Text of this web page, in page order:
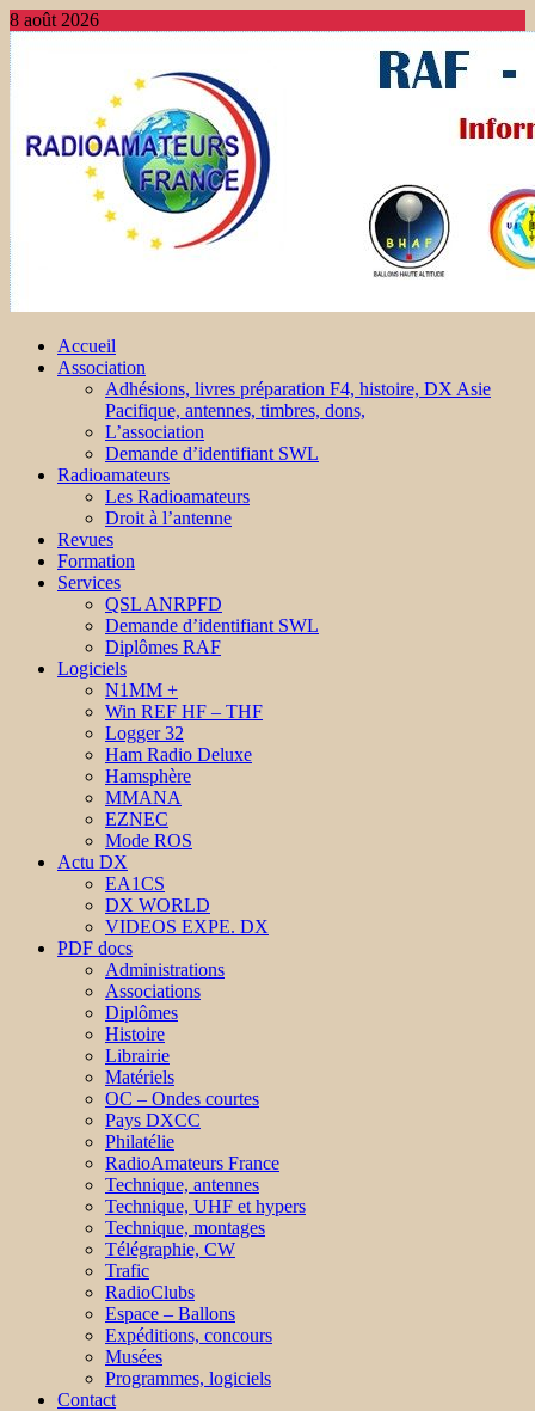
8 août 2026
Accueil
Association
Adhésions, livres préparation F4, histoire, DX Asie
Pacifique, antennes, timbres, dons,
L’association
Demande d’identifiant SWL
Radioamateurs
Les Radioamateurs
Droit à l’antenne
Revues
Formation
Services
QSL ANRPFD
Demande d’identifiant SWL
Diplômes RAF
Logiciels
N1MM +
Win REF HF – THF
Logger 32
Ham Radio Deluxe
Hamsphère
MMANA
EZNEC
Mode ROS
Actu DX
EA1CS
DX WORLD
VIDEOS EXPE. DX
PDF docs
Administrations
Associations
Diplômes
Histoire
Librairie
Matériels
OC – Ondes courtes
Pays DXCC
Philatélie
RadioAmateurs France
Technique, antennes
Technique, UHF et hypers
Technique, montages
Télégraphie, CW
Trafic
RadioClubs
Espace – Ballons
Expéditions, concours
Musées
Programmes, logiciels
Contact